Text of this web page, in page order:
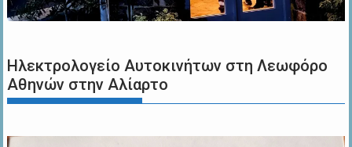
Ηλεκτρολογείο Αυτοκινήτων στη Λεωφόρο
Αθηνών στην Αλίαρτο